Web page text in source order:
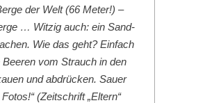
der Welt (66 Meter!) –
… Witzig auch: ein Sand­
Wie das geht? Ein­fach
vom Strauch in den
und abdrück­en. Sauer
(Zeitschrift „Eltern“